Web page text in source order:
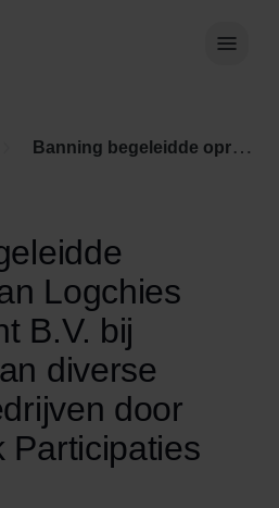
Banning begeleidde oprichters van Logchies Management B.V. bij overname van diverse Logchies bedrijven door Scheybeeck Participaties B.V.
Logchies
B.V. bij
diverse
door
Participaties